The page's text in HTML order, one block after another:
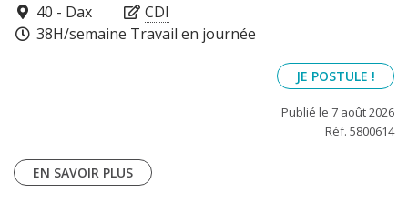
40100
40 - Dax
CDI
38H/semaine Travail en journée
JE POSTULE !
Publié le 7 août 2026
Réf. 5800614
EN SAVOIR PLUS